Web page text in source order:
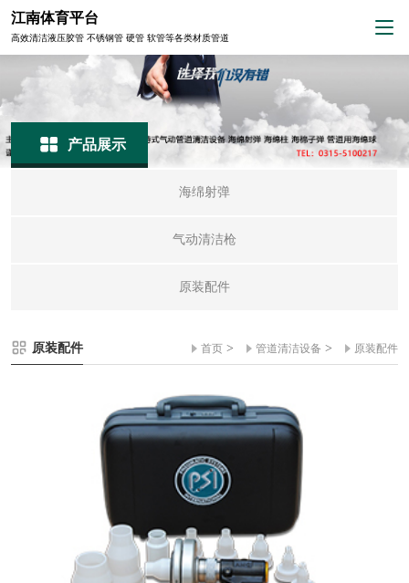
江南体育平台
高效清洁液压胶管 不锈钢管 硬管 软管等各类材质管道
产品展示
海绵射弹
气动清洁枪
原装配件
原装配件 首页 > 管道清洁设备 > 原装配件